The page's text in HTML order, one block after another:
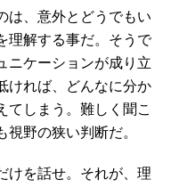
は、意外とどうでもい
理解する事だ。そうで
ニケーションが成り立
ければ、どんなに分か
てしまう。難しく聞こ
野の狭い判断だ。
けを話せ。それが、理